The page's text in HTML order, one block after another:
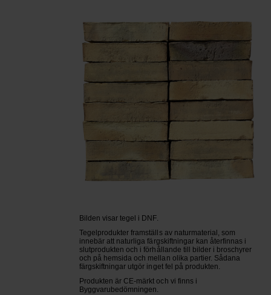
Bilden visar tegel i DNF.
Tegelprodukter framställs av naturmaterial, som
innebär att naturliga färgskiftningar kan återfinnas i
slutprodukten och i förhållande till bilder i broschyrer
och på hemsida och mellan olika partier. Sådana
färgskiftningar utgör inget fel på produkten.
Produkten är CE-märkt och vi finns i
Byggvarubedömningen.